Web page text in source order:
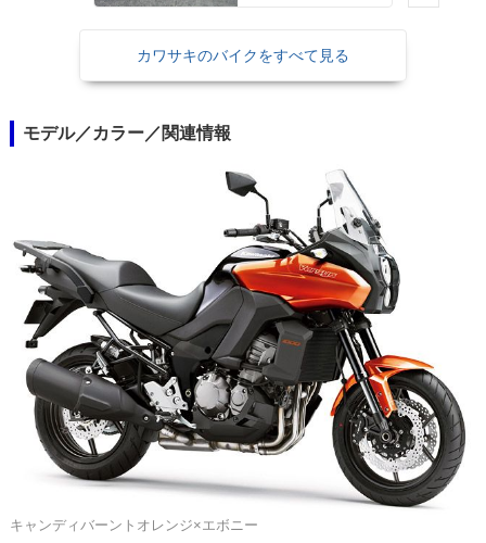
カワサキのバイクをすべて見る
モデル／カラー／関連情報
キャンディバーントオレンジ×エボニー